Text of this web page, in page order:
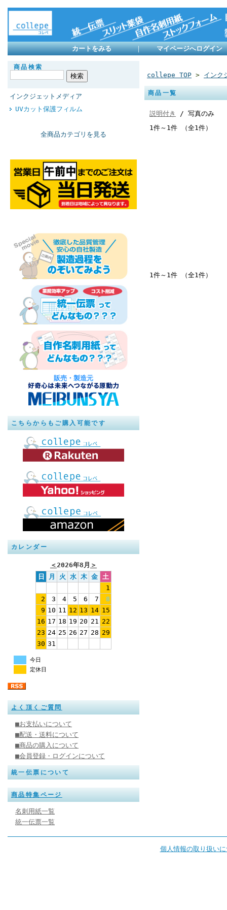
カートをみる ｜ マイページへログイン
商品検索
インクジェットメディア
UVカット保護フィルム
全商品カテゴリを見る
販売・製造元
こちらからもご購入可能です
カレンダー
＜ 2026年8月 ＞
日
月 火 水 木 金
土
1
2
3 4 5 6 7
8
9 10 11 12 13 14 15
16 17 18 19 20 21
22
23 24 25 26 27 28 29
30 31
今日
定休日
よく頂くご質問
■お支払いについて
■配送・送料について
■商品の購入について
■会員登録・ログインについて
統一伝票について
商品特集ページ
名刺用紙一覧
統一伝票一覧
collepe TOP > インク
商品一覧
説明付き
/ 写真のみ
1件～1件 （全1件）
1件～1件 （全1件）
個人情報の取り扱い